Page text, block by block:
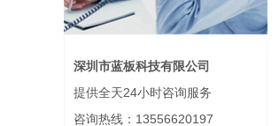
深圳市蓝板科技有限公司
提供全天24小时咨询服务
咨询热线：13556620197